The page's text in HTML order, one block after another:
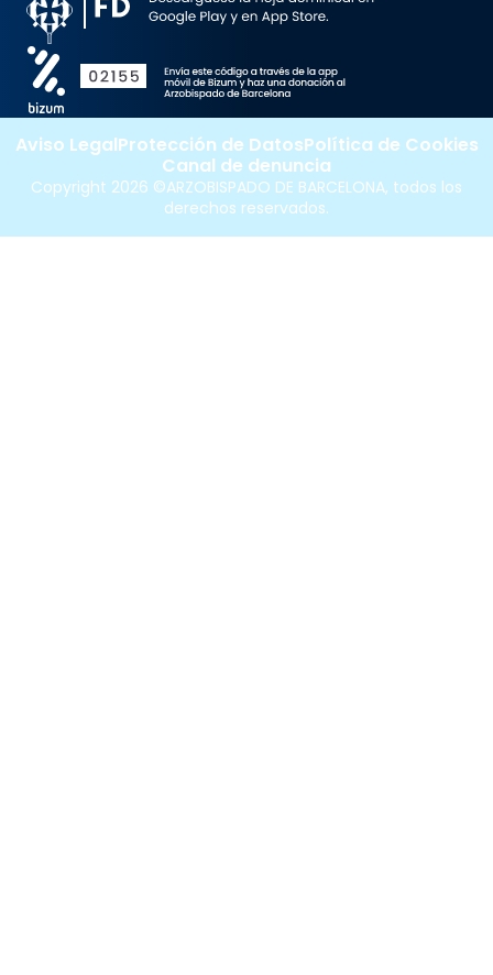
Copyright 2026 ©ARZOBISPADO DE BARCELONA, todos los
derechos reservados.
Aviso LegalProtección de DatosPolítica de Cookies
Canal de denuncia